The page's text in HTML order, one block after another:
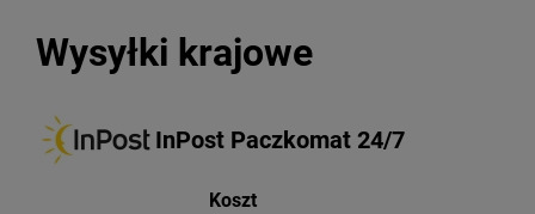
Wysyłki krajowe
InPost Paczkomat 24/7
Koszt